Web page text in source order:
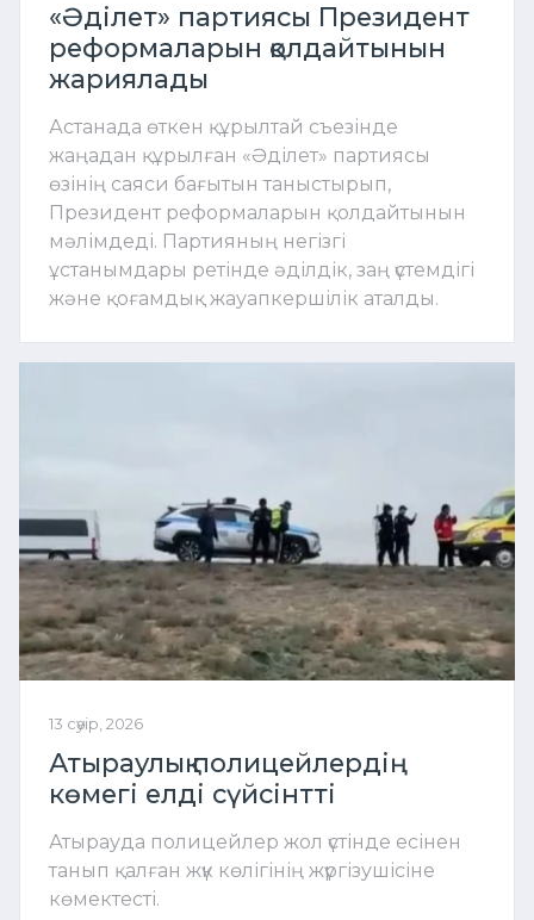
«Әділет» партиясы Президент
реформаларын қолдайтынын
жариялады
Астанада өткен құрылтай съезінде
жаңадан құрылған «Әділет» партиясы
өзінің саяси бағытын таныстырып,
Президент реформаларын қолдайтынын
мәлімдеді. Партияның негізгі
ұстанымдары ретінде әділдік, заң үстемдігі
және қоғамдық жауапкершілік аталды.
13 сәуір, 2026
Атыраулық полицейлердің
көмегі елді сүйсінтті
Атырауда полицейлер жол үстінде есінен
танып қалған жүк көлігінің жүргізушісіне
көмектесті.